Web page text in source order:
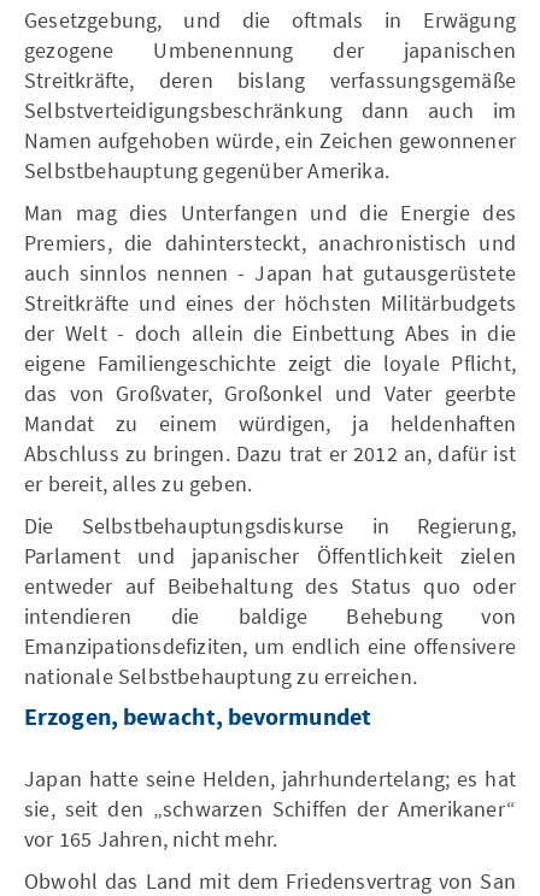
Gesetzgebung, und die oftmals in Erwägung
gezogene Umbenennung der japanischen
Streitkräfte, deren bislang verfassungsgemäße
Selbstverteidigungsbeschränkung dann auch im
Namen aufgehoben würde, ein Zeichen gewonnener
Selbstbehauptung gegenüber Amerika.
Man mag dies Unterfangen und die Energie des
Premiers, die dahintersteckt, anachronistisch und
auch sinnlos nennen - Japan hat gutausgerüstete
Streitkräfte und eines der höchsten Militärbudgets
der Welt - doch allein die Einbettung Abes in die
eigene Familiengeschichte zeigt die loyale Pflicht,
das von Großvater, Großonkel und Vater geerbte
Mandat zu einem würdigen, ja heldenhaften
Abschluss zu bringen. Dazu trat er 2012 an, dafür ist
er bereit, alles zu geben.
Die Selbstbehauptungsdiskurse in Regierung,
Parlament und japanischer Öffentlichkeit zielen
entweder auf Beibehaltung des Status quo oder
intendieren die baldige Behebung von
Emanzipationsdefiziten, um endlich eine offensivere
nationale Selbstbehauptung zu erreichen.
Erzogen, bewacht, bevormundet
Japan hatte seine Helden, jahrhundertelang; es hat
sie, seit den „schwarzen Schiffen der Amerikaner“
vor 165 Jahren, nicht mehr.
Obwohl das Land mit dem Friedensvertrag von San